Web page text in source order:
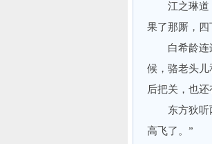
江之琳道：
果了那厮，四
白希龄连连
候，骆老头
后把关，也
东方狄听两
高飞了。”